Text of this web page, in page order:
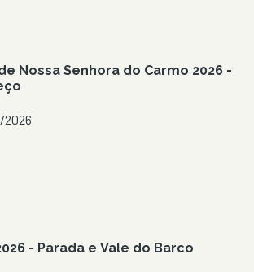
Nossa Senhora do Carmo 2026 -
- Parada e Vale do Barco